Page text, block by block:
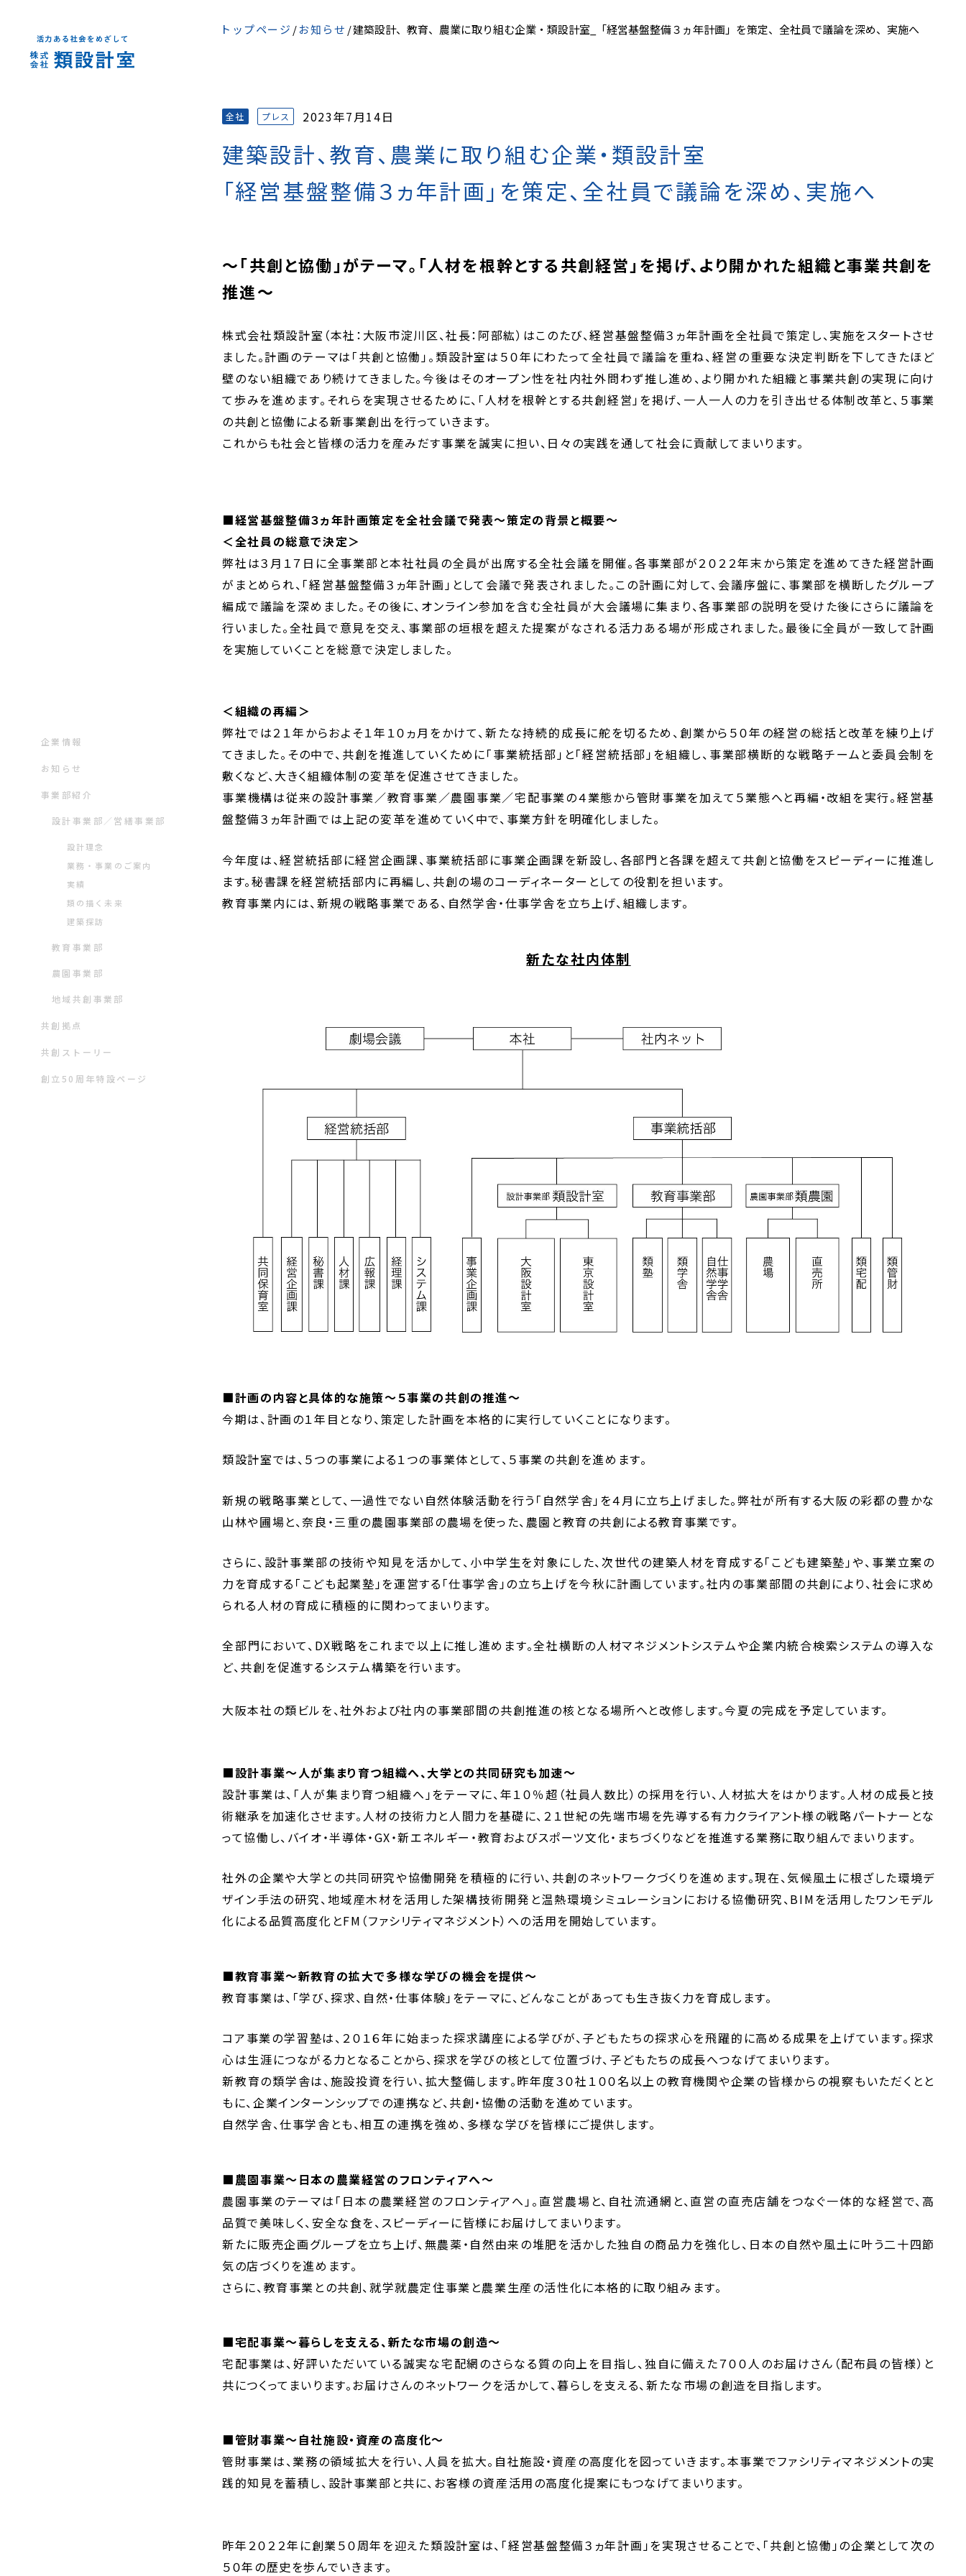
トップページ お知らせ 建築設計、教育、農業に取り組む企業・類設計室_「経営基盤整備３ヵ年計画」を策定、全社員で議論を深め、実施へ
企業情報
お知らせ
事業部紹介
設計事業部／営繕事業部
設計理念
業務・事業のご案内
実績
類の描く未来
建築探訪
教育事業部
農園事業部
地域共創事業部
共創拠点
共創ストーリー
創立50周年特設ページ
プレス
全社 2023年7月14日
建築設計、教育、農業に取り組む企業・類設計室
「経営基盤整備３ヵ年計画」を策定、全社員で議論を深め、実施へ
～「共創と協働」がテーマ。「人材を根幹とする共創経営」を掲げ、より開かれた組織と事業共創を
推進～
株式会社類設計室（本社：大阪市淀川区、社長：阿部紘）はこのたび、経営基盤整備３ヵ年計画を全社員で策定し、実施をスタートさせ
ました。計画のテーマは「共創と協働」。類設計室は５０年にわたって全社員で議論を重ね、経営の重要な決定判断を下してきたほど
壁のない組織であり続けてきました。今後はそのオープン性を社内社外問わず推し進め、より開かれた組織と事業共創の実現に向け
て歩みを進めます。それらを実現させるために、「人材を根幹とする共創経営」を掲げ、一人一人の力を引き出せる体制改革と、５事業
の共創と協働による新事業創出を行っていきます。
これからも社会と皆様の活力を産みだす事業を誠実に担い、日々の実践を通して社会に貢献してまいります。
■経営基盤整備３ヵ年計画策定を全社会議で発表～策定の背景と概要～
＜全社員の総意で決定＞
弊社は３月１７日に全事業部と本社社員の全員が出席する全社会議を開催。各事業部が２０２２年末から策定を進めてきた経営計画
がまとめられ、「経営基盤整備３ヵ年計画」として会議で発表されました。この計画に対して、会議序盤に、事業部を横断したグループ
編成で議論を深めました。その後に、オンライン参加を含む全社員が大会議場に集まり、各事業部の説明を受けた後にさらに議論を
行いました。全社員で意見を交え、事業部の垣根を超えた提案がなされる活力ある場が形成されました。最後に全員が一致して計画
を実施していくことを総意で決定しました。
＜組織の再編＞
弊社では２１年からおよそ１年１０ヵ月をかけて、新たな持続的成長に舵を切るため、創業から５０年の経営の総括と改革を練り上げ
てきました。その中で、共創を推進していくために「事業統括部」と「経営統括部」を組織し、事業部横断的な戦略チームと委員会制を
敷くなど、大きく組織体制の変革を促進させてきました。
事業機構は従来の設計事業／教育事業／農園事業／宅配事業の４業態から管財事業を加えて５業態へと再編・改組を実行。経営基
盤整備３ヵ年計画では上記の変革を進めていく中で、事業方針を明確化しました。
今年度は、経営統括部に経営企画課、事業統括部に事業企画課を新設し、各部門と各課を超えて共創と協働をスピーディーに推進し
ます。秘書課を経営統括部内に再編し、共創の場のコーディネーターとしての役割を担います。
教育事業内には、新規の戦略事業である、自然学舎・仕事学舎を立ち上げ、組織します。
新たな社内体制
■計画の内容と具体的な施策～５事業の共創の推進～
今期は、計画の１年目となり、策定した計画を本格的に実行していくことになります。
類設計室では、５つの事業による１つの事業体として、５事業の共創を進めます。
新規の戦略事業として、一過性でない自然体験活動を行う「自然学舎」を４月に立ち上げました。弊社が所有する大阪の彩都の豊かな
山林や圃場と、奈良・三重の農園事業部の農場を使った、農園と教育の共創による教育事業です。
さらに、設計事業部の技術や知見を活かして、小中学生を対象にした、次世代の建築人材を育成する「こども建築塾」や、事業立案の
力を育成する「こども起業塾」を運営する「仕事学舎」の立ち上げを今秋に計画しています。社内の事業部間の共創により、社会に求め
られる人材の育成に積極的に関わってまいります。
全部門において、DX戦略をこれまで以上に推し進めます。全社横断の人材マネジメントシステムや企業内統合検索システムの導入な
ど、共創を促進するシステム構築を行います。
大阪本社の類ビルを、社外および社内の事業部間の共創推進の核となる場所へと改修します。今夏の完成を予定しています。
■設計事業～人が集まり育つ組織へ、大学との共同研究も加速～
設計事業は、「人が集まり育つ組織へ」をテーマに、年１０％超（社員人数比）の採用を行い、人材拡大をはかります。人材の成長と技
術継承を加速化させます。人材の技術力と人間力を基礎に、２１世紀の先端市場を先導する有力クライアント様の戦略パートナーとな
って協働し、バイオ・半導体・GX・新エネルギー・教育およびスポーツ文化・まちづくりなどを推進する業務に取り組んでまいります。
社外の企業や大学との共同研究や協働開発を積極的に行い、共創のネットワークづくりを進めます。現在、気候風土に根ざした環境デ
ザイン手法の研究、地域産木材を活用した架構技術開発と温熱環境シミュレーションにおける協働研究、BIMを活用したワンモデル
化による品質高度化とFM（ファシリティマネジメント）への活用を開始しています。
■教育事業～新教育の拡大で多様な学びの機会を提供～
教育事業は、「学び、探求、自然・仕事体験」をテーマに、どんなことがあっても生き抜く力を育成します。
コア事業の学習塾は、２０１６年に始まった探求講座による学びが、子どもたちの探求心を飛躍的に高める成果を上げています。探求
心は生涯につながる力となることから、探求を学びの核として位置づけ、子どもたちの成長へつなげてまいります。
新教育の類学舎は、施設投資を行い、拡大整備します。昨年度３０社１００名以上の教育機関や企業の皆様からの視察もいただくとと
もに、企業インターンシップでの連携など、共創・協働の活動を進めています。
自然学舎、仕事学舎とも、相互の連携を強め、多様な学びを皆様にご提供します。
■農園事業～日本の農業経営のフロンティアへ～
農園事業のテーマは「日本の農業経営のフロンティアへ」。直営農場と、自社流通網と、直営の直売店舗をつなぐ一体的な経営で、高
品質で美味しく、安全な食を、スピーディーに皆様にお届けしてまいります。
新たに販売企画グループを立ち上げ、無農薬・自然由来の堆肥を活かした独自の商品力を強化し、日本の自然や風土に叶う二十四節
気の店づくりを進めます。
さらに、教育事業との共創、就学就農定住事業と農業生産の活性化に本格的に取り組みます。
■宅配事業～暮らしを支える、新たな市場の創造～
宅配事業は、好評いただいている誠実な宅配網のさらなる質の向上を目指し、独自に備えた７００人のお届けさん（配布員の皆様）と
共につくってまいります。お届けさんのネットワークを活かして、暮らしを支える、新たな市場の創造を目指します。
■管財事業～自社施設・資産の高度化～
管財事業は、業務の領域拡大を行い、人員を拡大。自社施設・資産の高度化を図っていきます。本事業でファシリティマネジメントの実
践的知見を蓄積し、設計事業部と共に、お客様の資産活用の高度化提案にもつなげてまいります。
昨年２０２２年に創業５０周年を迎えた類設計室は、「経営基盤整備３ヵ年計画」を実現させることで、「共創と協働」の企業として次の
５０年の歴史を歩んでいきます。